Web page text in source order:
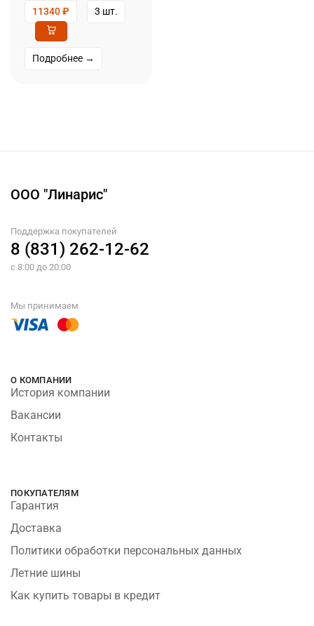
11340₽ 3 шт.
Подробнее →
ООО "Линарис"
Поддержка покупателей
8 (831) 262-12-62
с 8:00 до 20:00
Мы принимаем
О КОМПАНИИ
История компании
Вакансии
Контакты
ПОКУПАТЕЛЯМ
Гарантия
Доставка
Политики обработки персональных данных
Летние шины
Как купить товары в кредит